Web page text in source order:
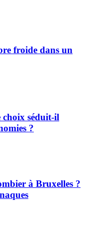
froide dans un
séduit-il
?
à Bruxelles ?